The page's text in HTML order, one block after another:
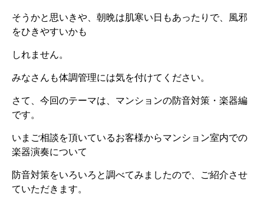
そうかと思いきや、朝晩は肌寒い日もあったりで、風邪
をひきやすいかも
しれません。
みなさんも体調管理には気を付けてください。
さて、今回のテーマは、マンションの防音対策・楽器編
です。
いまご相談を頂いているお客様からマンション室内での
楽器演奏について
防音対策をいろいろと調べてみましたので、ご紹介させ
ていただきます。